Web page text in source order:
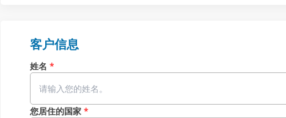
客户信息
姓名 *
您居住的国家 *